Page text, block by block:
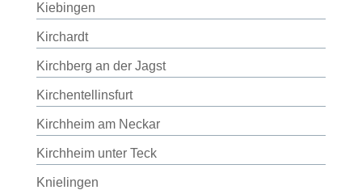
Kiebingen
Kirchardt
Kirchberg an der Jagst
Kirchentellinsfurt
Kirchheim am Neckar
Kirchheim unter Teck
Knielingen